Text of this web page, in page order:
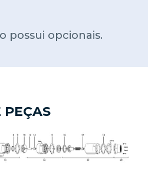
possui opcionais.